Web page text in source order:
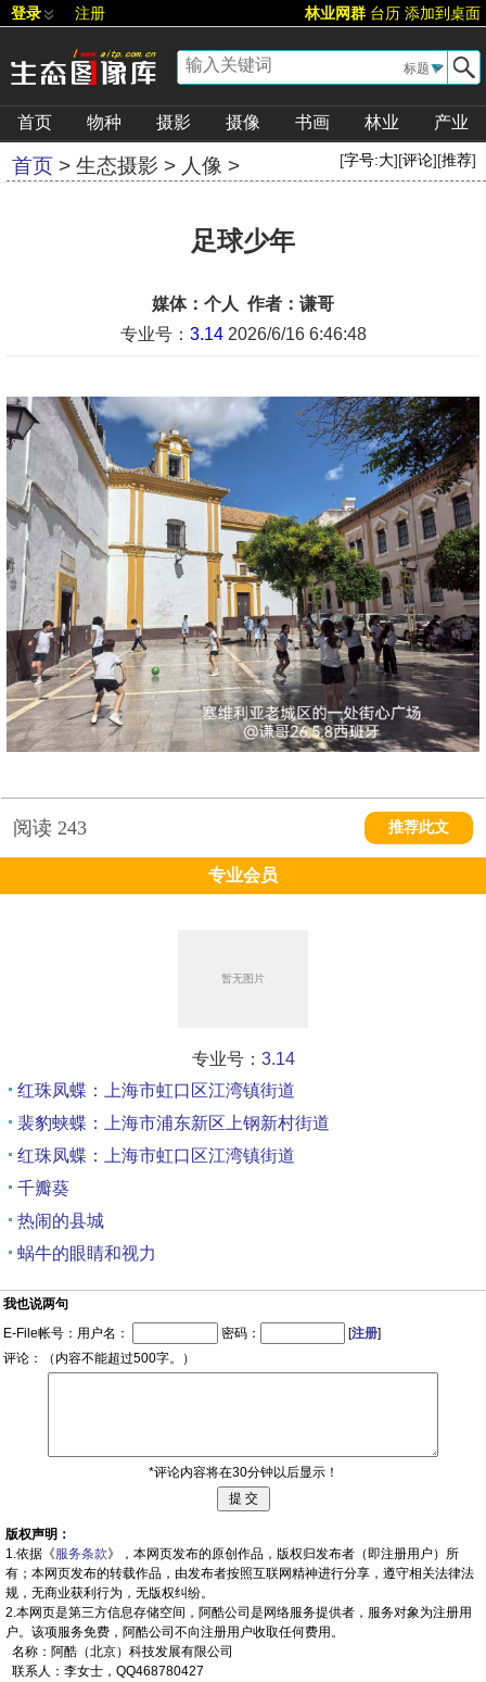
登录 注册 林业网群 台历 添加到桌面
▼
首页 物种 摄影 摄像 书画 林业 产业
首页 > 生态摄影 > 人像 > [字号:大][评论][推荐]
足球少年
媒体：个人 作者：谦哥
专业号： 3.14 2026/6/16 6:46:48
阅读 243 推荐此文
专业会员
专业号： 3.14
红珠凤蝶：上海市虹口区江湾镇街道
裴豹蛱蝶：上海市浦东新区上钢新村街道
红珠凤蝶：上海市虹口区江湾镇街道
千瓣葵
热闹的县城
蜗牛的眼睛和视力
我也说两句
E-File帐号：用户名：
密码： [注册]
评论：（内容不能超过500字。）
*评论内容将在30分钟以后显示！
版权声明：
1.依据《服务条款》，本网页发布的原创作品，版权归发布者（即注册用户）所
有；本网页发布的转载作品，由发布者按照互联网精神进行分享，遵守相关法律法
规，无商业获利行为，无版权纠纷。
2.本网页是第三方信息存储空间，阿酷公司是网络服务提供者，服务对象为注册用
户。该项服务免费，阿酷公司不向注册用户收取任何费用。
名称：阿酷（北京）科技发展有限公司
联系人：李女士，QQ468780427